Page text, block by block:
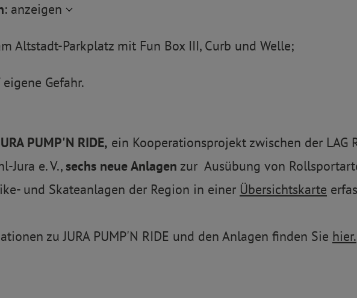
: anzeigen
Altstadt-Parkplatz mit Fun Box III, Curb und Welle;
Gefahr.
PUMP'N RIDE, ein Kooperationsprojekt zwischen der LAG
Jura e. V.,sechs neue Anlagen zur Ausübung von
und Skateanlagen der Region in einer Übersichtskarte
zu JURA PUMP'N RIDE und den Anlagen finden Sie hier.